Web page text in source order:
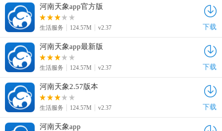
河南天象app官方版
生活服务 124.57M v2.37 下载
河南天象app最新版
生活服务 124.57M v2.37 下载
河南天象2.57版本
生活服务 124.57M v2.37 下载
河南天象app